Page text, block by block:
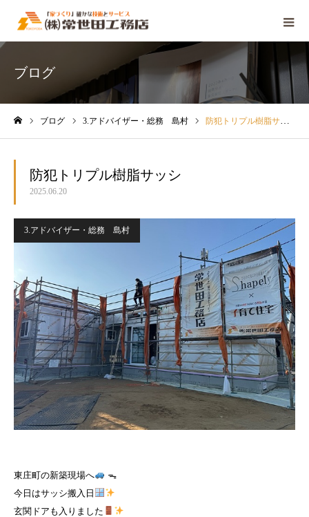
ブログ
ブログ 3.アドバイザー・総務 島村 防犯トリプル樹脂サッシ
防犯トリプル樹脂サッシ
2025.06.20
3.アドバイザー・総務 島村
東庄町の新築現場へ
ᯓ
今日はサッシ搬入日
玄関ドアも入りました